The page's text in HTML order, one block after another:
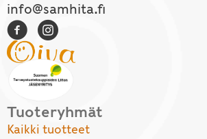
info@samhita.fi
Tuoteryhmät
Kaikki tuotteet